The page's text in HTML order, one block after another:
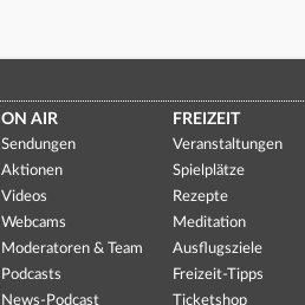
ON AIR
Sendungen
Aktionen
Videos
Webcams
Moderatoren & Team
Podcasts
News-Podcast
FREIZEIT
Veranstaltungen
Spielplätze
Rezepte
Meditation
Ausflugsziele
Freizeit-Tipps
Ticketshop